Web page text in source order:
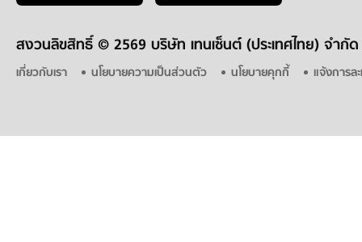
สงวนลิขสิทธิ์ © 2569 บริษัท เทนเซ็นต์ (ประเทศไทย) จำกัด
เกี่ยวกับเรา นโยบายความเป็นส่วนตัว นโยบายคุกกี้ แจ้งการล